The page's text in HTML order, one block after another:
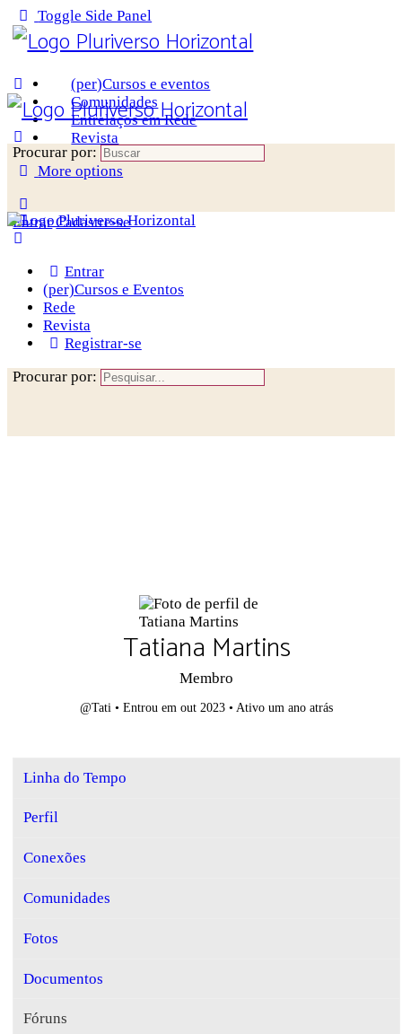
Toggle Side Panel
(per)Cursos e eventos
Comunidades
Entrelaços em Rede
Revista
More options
Entrar Cadastre-se
Procurar por:
Entrar
(per)Cursos e Eventos
Rede
Revista
Registrar-se
Procurar por:
Tatiana Martins
Membro
@Tati • Entrou em out 2023• Ativo um ano atrás
Linha do Tempo
Perfil
Conexões
Comunidades
Fotos
Documentos
Fóruns